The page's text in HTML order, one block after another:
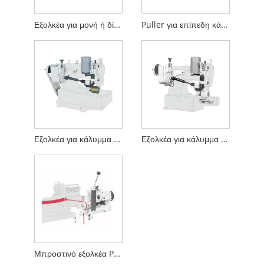
Εξολκέα για μονή ή δίδυμη βελόνα Puller για επίπεδη κάλυψη
Εξολκέα για κάλυμμα για επίπεδο κρεβάτι Εξολκέα για κάλυμμα κρεβατιού κυλίνδρου
Μπροστινό εξολκέα PK-SP